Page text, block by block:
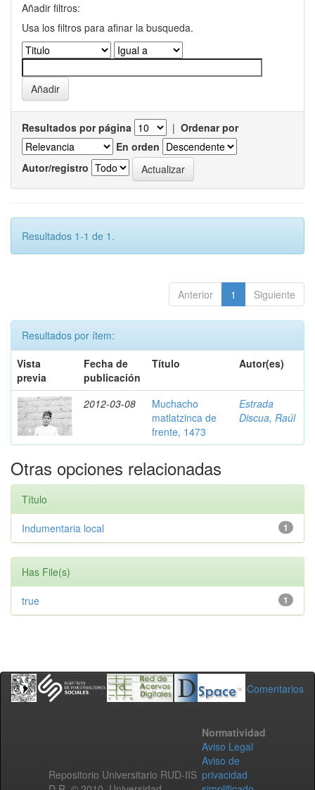
Añadir filtros:
Usa los filtros para afinar la busqueda.
Resultados por página | Ordenar por
En orden
Autor/registro
Resultados 1-1 de 1.
Anterior 1 Siguiente
Resultados por ítem:
Vista
previa
Fecha de
publicación
Título Autor(es)
2012-03-08
Muchacho
matlatzinca de
frente, 1473
Estrada
Discua, Raúl
Otras opciones relacionadas
Título
1
Indumentaria local
Has File(s)
1
true
Comentarios
Repositorio Universitario RUD-IIS
Normatividad
Aviso Legal
Aviso de
privacidad